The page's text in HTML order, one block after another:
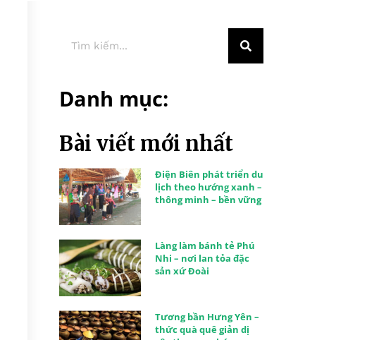
Danh mục:
Bài viết mới nhất
Điện Biên phát triển du
lịch theo hướng xanh –
thông minh – bền vững
Làng làm bánh tẻ Phú
Nhi – nơi lan tỏa đặc
sản xứ Đoài
Tương bần Hưng Yên –
thức quà quê giản dị